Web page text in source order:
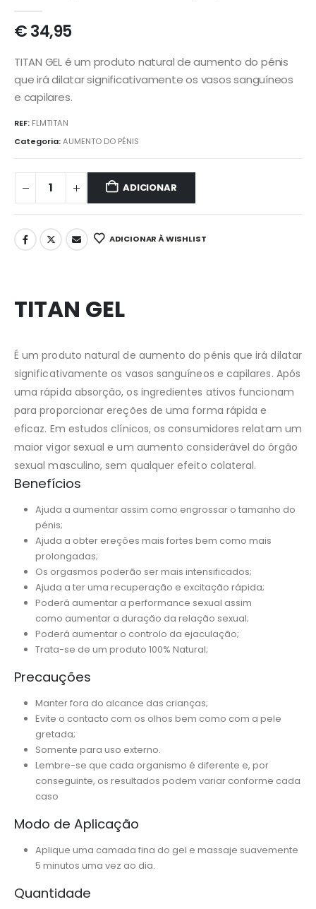
€34,95
TITAN GEL é um produto natural de aumento do pénis
que irá dilatar significativamente os vasos sanguíneos
e capilares.
REF: FLMTITAN
Categoria:AUMENTO DO PÉNIS
ADICIONAR
ADICIONAR À WISHLIST
TITAN GEL
É um produto natural de aumento do pénis que irá dilatar
significativamente os vasos sanguíneos e capilares. Após
uma rápida absorção, os ingredientes ativos funcionam
para proporcionar ereções de uma forma rápida e
eficaz. Em estudos clínicos, os consumidores relatam um
maior vigor sexual e um aumento considerável do órgão
sexual masculino, sem qualquer efeito colateral.
Benefícios
Ajuda a aumentar assim como engrossar o tamanho do
pénis;
Ajuda a obter ereções mais fortes bem como mais
prolongadas;
Os orgasmos poderão ser mais intensificados;
Ajuda a ter uma recuperação e excitação rápida;
Poderá aumentar a performance sexual assim
como aumentar a duração da relação sexual;
Poderá aumentar o controlo da ejaculação;
Trata-se de um produto 100% Natural;
Precauções
Manter fora do alcance das crianças;
Evite o contacto com os olhos bem como com a pele
gretada;
Somente para uso externo.
Lembre-se que cada organismo é diferente e, por
conseguinte, os resultados podem variar conforme cada
caso
Modo de Aplicação
Aplique uma camada fina do gel e massaje suavemente
5 minutos uma vez ao dia.
Quantidade